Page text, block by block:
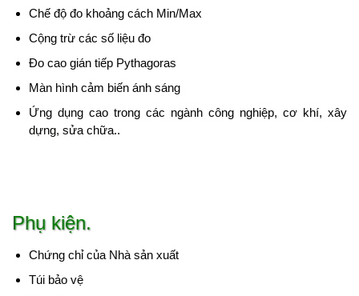
Chế độ đo khoảng cách Min/Max
Cộng trừ các số liệu đo
Đo cao gián tiếp Pythagoras
Màn hình cảm biến ánh sáng
Ứng dụng cao trong các ngành công nghiệp, cơ khí, xây
dựng, sửa chữa..
Phụ kiện.
Chứng chỉ của Nhà sản xuất
Túi bảo vệ